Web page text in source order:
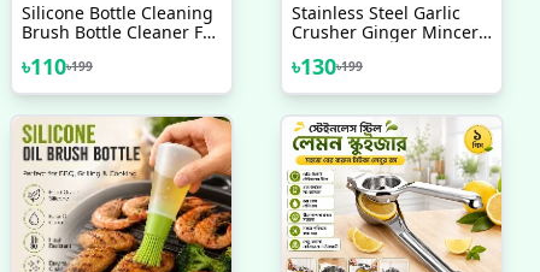
Silicone Bottle Cleaning
Brush Bottle Cleaner For
Handle Brush
৳110৳199
Stainless Steel Garlic
Crusher Ginger Mincer
With Handle Stainless
Steel Garlic Crusher
Press Chopper With
Handle
৳130৳199